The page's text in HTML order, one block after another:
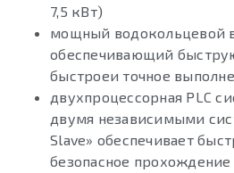
7,5 кВт)
мощный водокольцевой
обеспечивающий
быстроеи точное
двухпроцессорная PLC
двумя независимыми
Slave» обеспечивает
безопасное